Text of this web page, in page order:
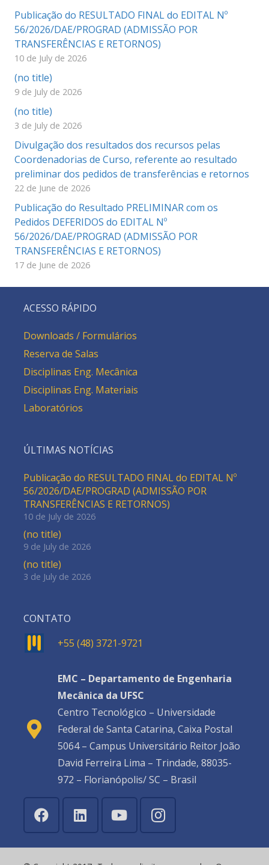
Publicação do RESULTADO FINAL do EDITAL Nº
56/2026/DAE/PROGRAD (ADMISSÃO POR
TRANSFERÊNCIAS E RETORNOS)
10 de July de 2026
(no title)
9 de July de 2026
(no title)
3 de July de 2026
Divulgação dos resultados dos recursos pelas
Coordenadorias de Curso, referente ao resultado
preliminar dos pedidos de transferências e retornos
22 de June de 2026
Publicação do Resultado PRELIMINAR com os
Pedidos DEFERIDOS do EDITAL Nº
56/2026/DAE/PROGRAD (ADMISSÃO POR
TRANSFERÊNCIAS E RETORNOS)
17 de June de 2026
ACESSO RÁPIDO
Downloads / Formulários
Reserva de Salas
Disciplinas Eng. Mecânica
Disciplinas Eng. Materiais
Laboratórios
ÚLTIMAS NOTÍCIAS
Publicação do RESULTADO FINAL do EDITAL Nº
56/2026/DAE/PROGRAD (ADMISSÃO POR
TRANSFERÊNCIAS E RETORNOS)
10 de July de 2026
(no title)
9 de July de 2026
(no title)
3 de July de 2026
CONTATO
+55 (48) 3721-9721
EMC – Departamento de Engenharia
Mecânica da UFSC
Centro Tecnológico – Universidade
Federal de Santa Catarina, Caixa Postal
5064 – Campus Universitário Reitor João
David Ferreira Lima – Trindade, 88035-
972 – Florianópolis/ SC – Brasil